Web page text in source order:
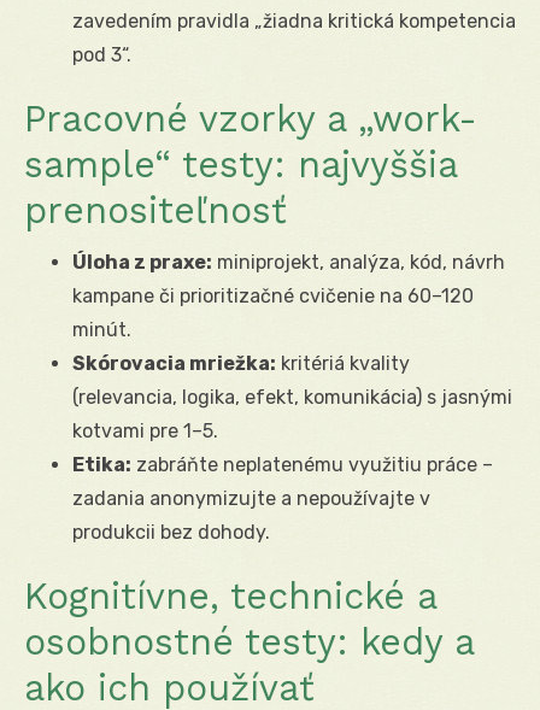
zavedením pravidla „žiadna kritická kompetencia
pod 3“.
Pracovné vzorky a „work-
sample“ testy: najvyššia
prenositeľnosť
Úloha z praxe: miniprojekt, analýza, kód, návrh
kampane či prioritizačné cvičenie na 60–120
minút.
Skórovacia mriežka: kritériá kvality
(relevancia, logika, efekt, komunikácia) s jasnými
kotvami pre 1–5.
Etika: zabráňte neplatenému využitiu práce –
zadania anonymizujte a nepoužívajte v
produkcii bez dohody.
Kognitívne, technické a
osobnostné testy: kedy a
ako ich používať